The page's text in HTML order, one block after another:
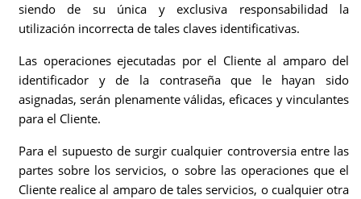
siendo de su única y exclusiva responsabilidad la
utilización incorrecta de tales claves identificativas.
Las operaciones ejecutadas por el Cliente al amparo del
identificador y de la contraseña que le hayan sido
asignadas, serán plenamente válidas, eficaces y vinculantes
para el Cliente.
Para el supuesto de surgir cualquier controversia entre las
partes sobre los servicios, o sobre las operaciones que el
Cliente realice al amparo de tales servicios, o cualquier otra